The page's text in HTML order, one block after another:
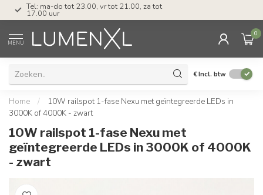
Tel: ma-do tot 23.00, vr tot 21.00, za tot
17.00 uur
MENU
0
€Incl. btw
Home /
10W railspot 1-fase Nexu met geïntegreerde LEDs in
3000K of 4000K - zwart
10W railspot 1-fase Nexu met
geïntegreerde LEDs in 3000K of 4000K
- zwart